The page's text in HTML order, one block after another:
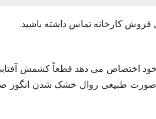
فروش کارخانه تماس داشته باشید.
اختصاص می‌ دهد قطعاً کشمش آفتابی
طبیعی روال خشک شدن انگور